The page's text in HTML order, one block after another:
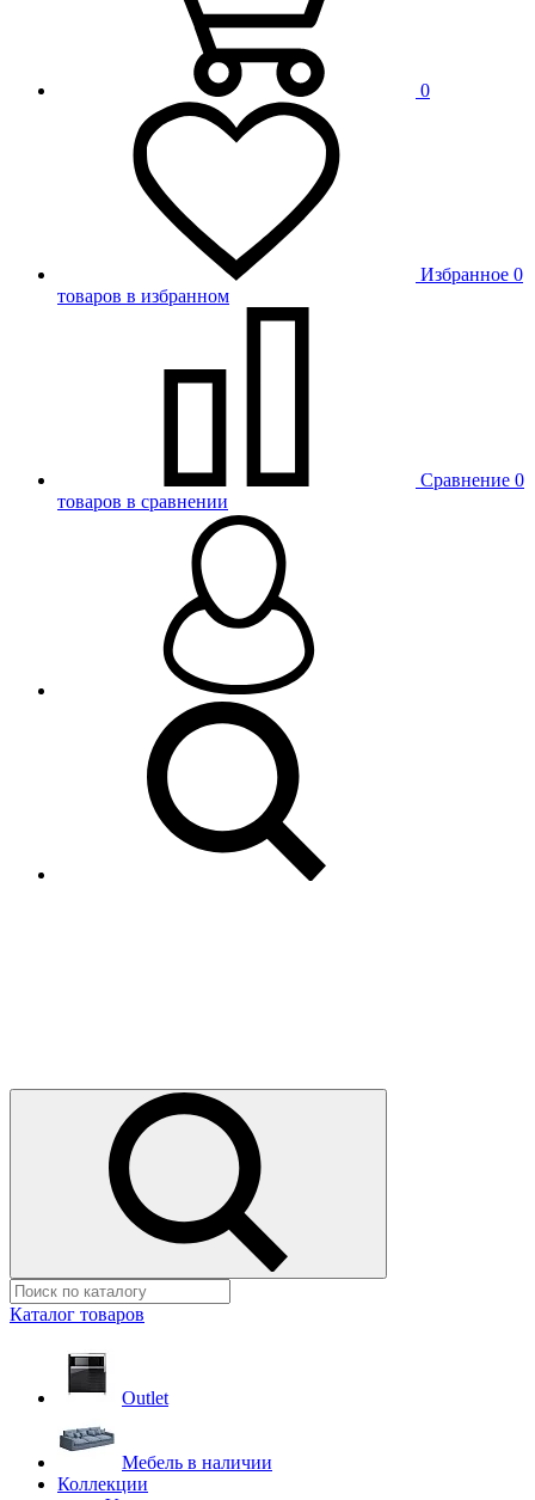
0
Избранное 0
товаров в избранном
Сравнение 0
товаров в сравнении
Каталог товаров
Outlet
Мебель в наличии
Коллекции